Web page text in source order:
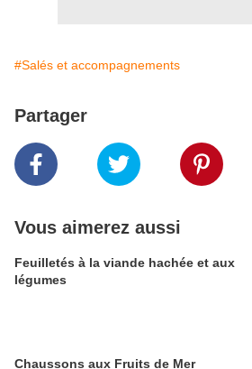
#Salés et accompagnements
Partager
Vous aimerez aussi
Feuilletés à la viande hachée et aux
légumes
Chaussons aux Fruits de Mer